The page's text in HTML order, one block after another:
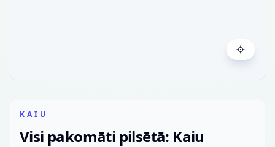
KAIU
Visi pakomāti pilsētā: Kaiu